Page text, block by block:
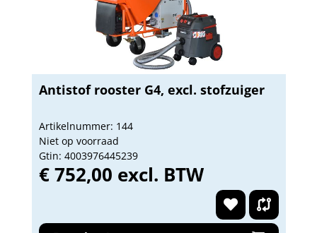
Antistof rooster G4, excl. stofzuiger
Artikelnummer: 144
Niet op voorraad
Gtin: 4003976445239
€ 752,00 excl. BTW